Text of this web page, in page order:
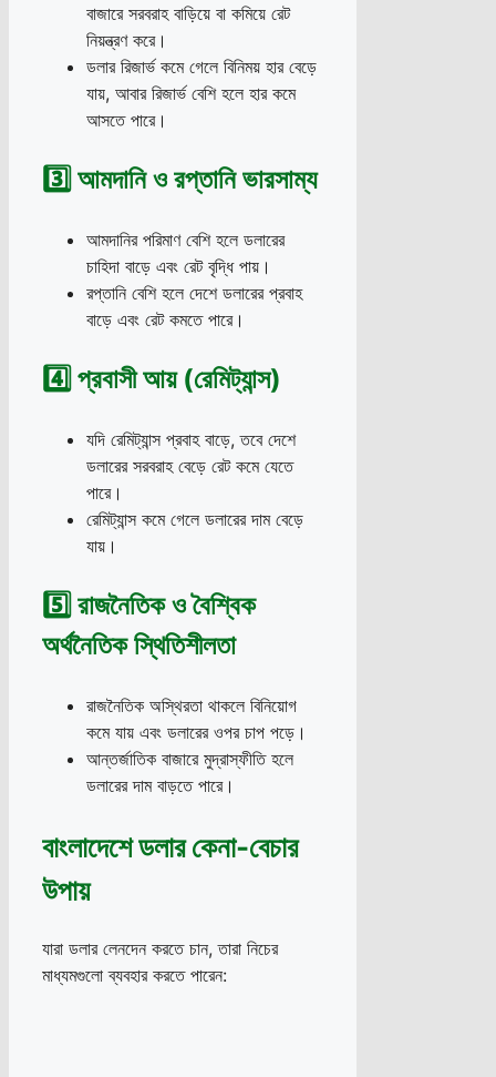
বাজারে সরবরাহ বাড়িয়ে বা কমিয়ে রেট
নিয়ন্ত্রণ করে।
ডলার রিজার্ভ কমে গেলে বিনিময় হার বেড়ে
যায়, আবার রিজার্ভ বেশি হলে হার কমে
আসতে পারে।
3️⃣ আমদানি ও রপ্তানি ভারসাম্য
আমদানির পরিমাণ বেশি হলে ডলারের
চাহিদা বাড়ে এবং রেট বৃদ্ধি পায়।
রপ্তানি বেশি হলে দেশে ডলারের প্রবাহ
বাড়ে এবং রেট কমতে পারে।
4️⃣ প্রবাসী আয় (রেমিট্যান্স)
যদি রেমিট্যান্স প্রবাহ বাড়ে, তবে দেশে
ডলারের সরবরাহ বেড়ে রেট কমে যেতে
পারে।
রেমিট্যান্স কমে গেলে ডলারের দাম বেড়ে
যায়।
5️⃣ রাজনৈতিক ও বৈশ্বিক
অর্থনৈতিক স্থিতিশীলতা
রাজনৈতিক অস্থিরতা থাকলে বিনিয়োগ
কমে যায় এবং ডলারের ওপর চাপ পড়ে।
আন্তর্জাতিক বাজারে মুদ্রাস্ফীতি হলে
ডলারের দাম বাড়তে পারে।
বাংলাদেশে ডলার কেনা-বেচার
উপায়
যারা ডলার লেনদেন করতে চান, তারা নিচের
মাধ্যমগুলো ব্যবহার করতে পারেন: